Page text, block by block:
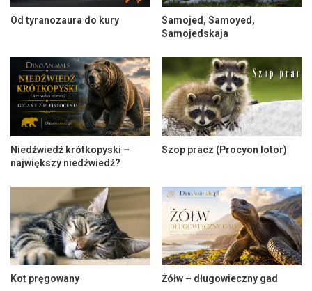
Od tyranozaura do kury
Samojed, Samoyed,
Samojedskaja
Niedźwiedź krótkopyski –
największy niedźwiedź?
Szop pracz (Procyon lotor)
Kot pręgowany Żółw – długowieczny gad